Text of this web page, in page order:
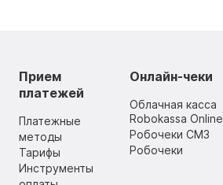
Прием
платежей
Платежные
методы
Тарифы
Инструменты
Онлайн-чеки
Облачная касса
Robokassa Online
Робочеки СМЗ
Робочеки